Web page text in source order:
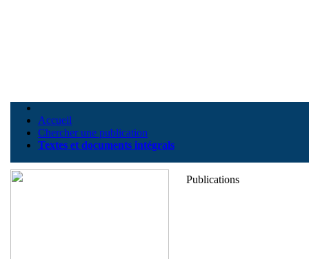
Accueil
Chercher une publication
Textes et documents intégrals
Publications